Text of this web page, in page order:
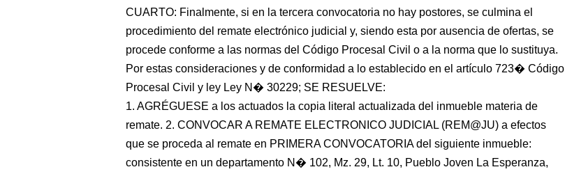
CUARTO: Finalmente, si en la tercera convocatoria no hay postores, se culmina el
procedimiento del remate electrónico judicial y, siendo esta por ausencia de ofertas, se
procede conforme a las normas del Código Procesal Civil o a la norma que lo sustituya.
Por estas consideraciones y de conformidad a lo establecido en el artículo 723� Código
Procesal Civil y ley Ley N� 30229; SE RESUELVE:
1. AGRÉGUESE a los actuados la copia literal actualizada del inmueble materia de
remate. 2. CONVOCAR A REMATE ELECTRONICO JUDICIAL (REM@JU) a efectos
que se proceda al remate en PRIMERA CONVOCATORIA del siguiente inmueble:
consistente en un departamento N� 102, Mz. 29, Lt. 10, Pueblo Joven La Esperanza,